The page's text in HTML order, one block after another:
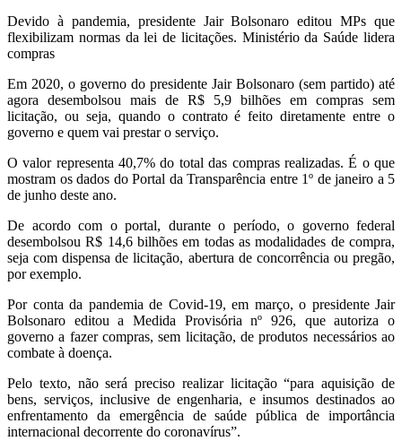
Devido à pandemia, presidente Jair Bolsonaro editou MPs que
flexibilizam normas da lei de licitações. Ministério da Saúde lidera
compras
Em 2020, o governo do presidente Jair Bolsonaro (sem partido) até
agora desembolsou mais de R$ 5,9 bilhões em compras sem
licitação, ou seja, quando o contrato é feito diretamente entre o
governo e quem vai prestar o serviço.
O valor representa 40,7% do total das compras realizadas. É o que
mostram os dados do Portal da Transparência entre 1º de janeiro a 5
de junho deste ano.
De acordo com o portal, durante o período, o governo federal
desembolsou R$ 14,6 bilhões em todas as modalidades de compra,
seja com dispensa de licitação, abertura de concorrência ou pregão,
por exemplo.
Por conta da pandemia de Covid-19, em março, o presidente Jair
Bolsonaro editou a Medida Provisória nº 926, que autoriza o
governo a fazer compras, sem licitação, de produtos necessários ao
combate à doença.
Pelo texto, não será preciso realizar licitação “para aquisição de
bens, serviços, inclusive de engenharia, e insumos destinados ao
enfrentamento da emergência de saúde pública de importância
internacional decorrente do coronavírus”.